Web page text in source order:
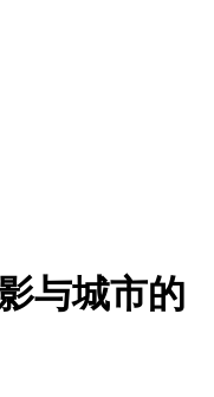
与城市的